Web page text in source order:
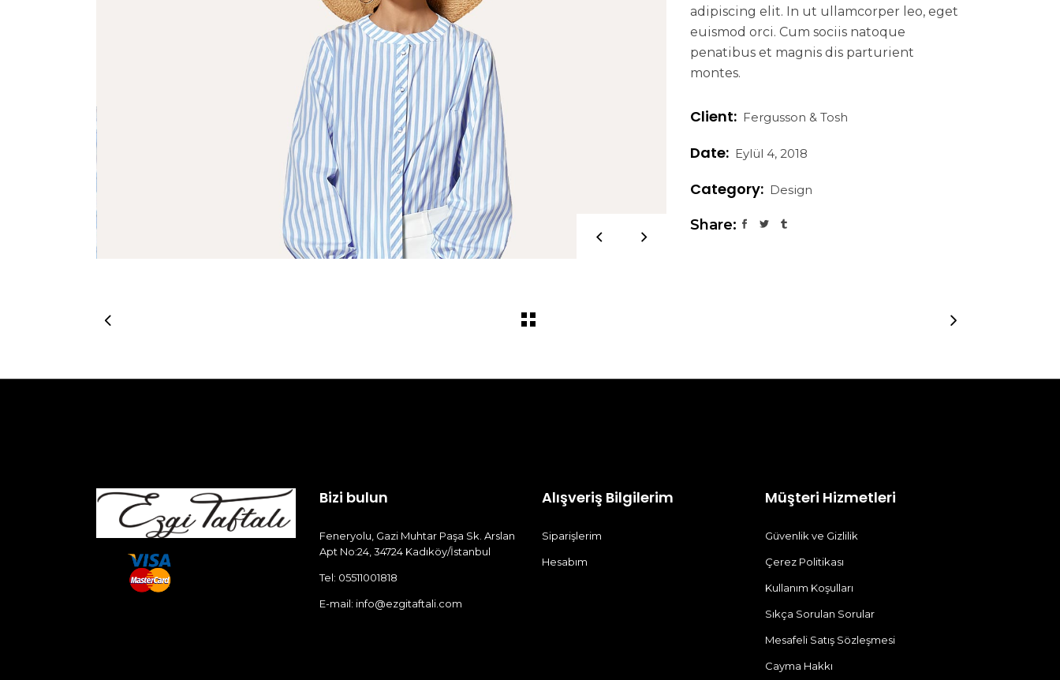
adipiscing elit. In ut ullamcorper leo, eget
euismod orci. Cum sociis natoque
penatibus et magnis dis parturient
montes.
Client: Fergusson & Tosh
Date: Eylül 4, 2018
Category: Design
Share:
Bizi bulun
Feneryolu, Gazi Muhtar Paşa Sk. Arslan
Apt No:24, 34724 Kadıköy/İstanbul
Tel: 05511001818
E-mail: info@ezgitaftali.com
Alışveriş Bilgilerim
Siparişlerim
Hesabım
Müşteri Hizmetleri
Güvenlik ve Gizlilik
Çerez Politikası
Kullanım Koşulları
Sıkça Sorulan Sorular
Mesafeli Satış Sözleşmesi
Cayma Hakkı